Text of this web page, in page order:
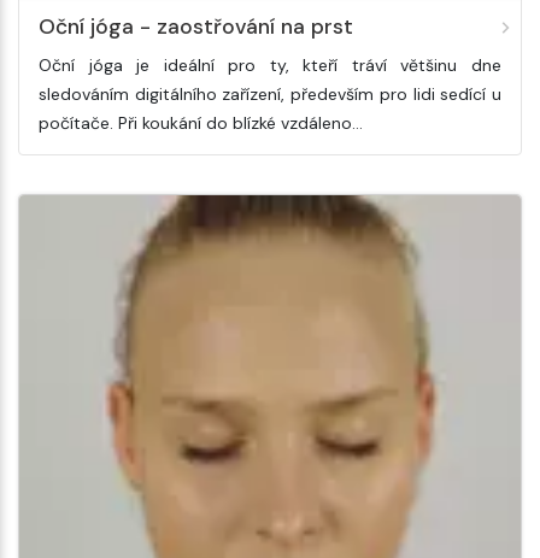
Oční jóga - zaostřování na prst
Oční jóga je ideální pro ty, kteří tráví většinu dne
sledováním digitálního zařízení, především pro lidi sedící u
počítače. Při koukání do blízké vzdáleno…